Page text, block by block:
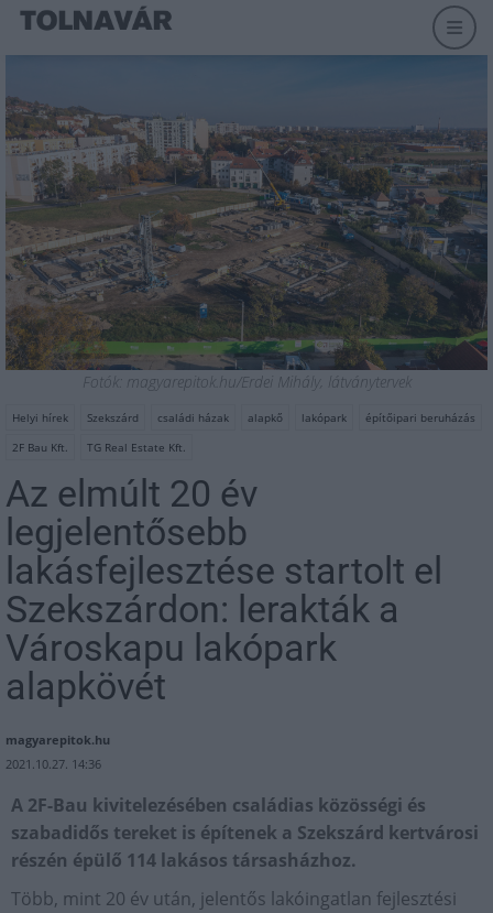
Fotók: magyarepitok.hu/Erdei Mihály, látványtervek
Helyi hírek Szekszárd családi házak alapkő lakópark
építőipari beruházás
2F Bau Kft.
TG Real Estate Kft.
Az elmúlt 20 év
legjelentősebb
lakásfejlesztése startolt el
Szekszárdon: lerakták a
Városkapu lakópark
alapkövét
magyarepitok.hu
2021.10.27. 14:36
A 2F-Bau kivitelezésében családias közösségi és
szabadidős tereket is építenek a Szekszárd kertvárosi
részén épülő 114 lakásos társasházhoz.
Több, mint 20 év után, jelentős lakóingatlan fejlesztési